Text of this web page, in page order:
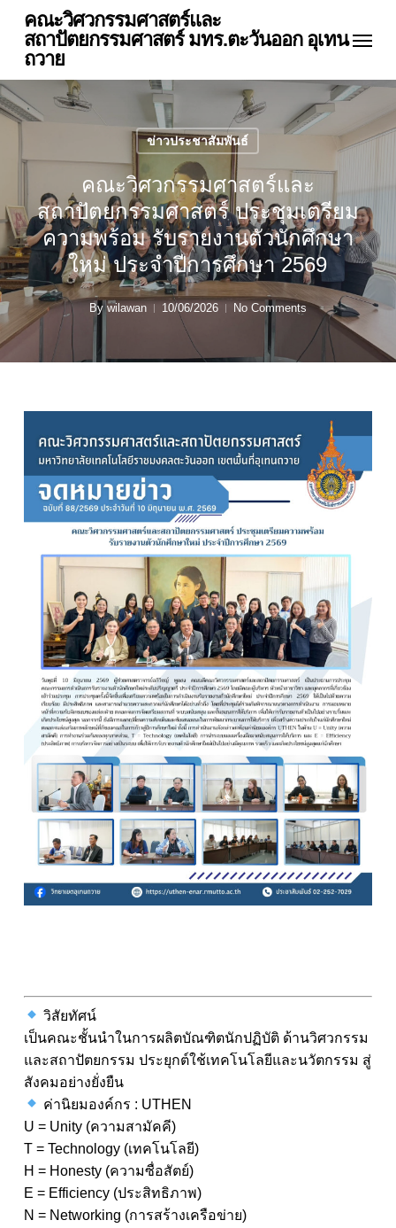
main
content
คณะวิศวกรรมศาสตร์และ
สถาปัตยกรรมศาสตร์ มทร.ตะวันออก อุเทน
ถวาย
Menu
ข่าวประชาสัมพันธ์
คณะวิศวกรรมศาสตร์และ
สถาปัตยกรรมศาสตร์ ประชุมเตรียม
ความพร้อม รับรายงานตัวนักศึกษา
ใหม่ ประจำปีการศึกษา 2569
By wilawan 10/06/2026 No Comments
วิสัยทัศน์
เป็นคณะชั้นนำในการผลิตบัณฑิตนักปฏิบัติ ด้านวิศวกรรม
และสถาปัตยกรรม ประยุกต์ใช้เทคโนโลยีและนวัตกรรม สู่
สังคมอย่างยั่งยืน
ค่านิยมองค์กร : UTHEN
U = Unity (ความสามัคคี)
T = Technology (เทคโนโลยี)
H = Honesty (ความซื่อสัตย์)
E = Efficiency (ประสิทธิภาพ)
N = Networking (การสร้างเครือข่าย)